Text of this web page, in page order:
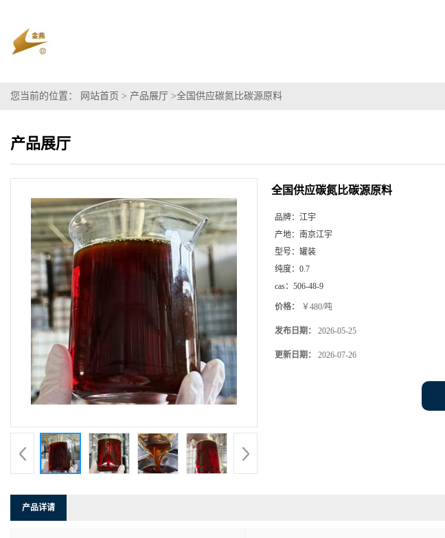
您当前的位置： 网站首页 > 产品展厅 >全国供应碳氮比碳源原料
产品展厅
全国供应碳氮比碳源原料
品牌： 江宇
产地： 南京江宇
型号： 罐装
纯度： 0.7
cas： 506-48-9
价格： ￥480/吨
发布日期： 2026-05-25
更新日期： 2026-07-26
产品详请